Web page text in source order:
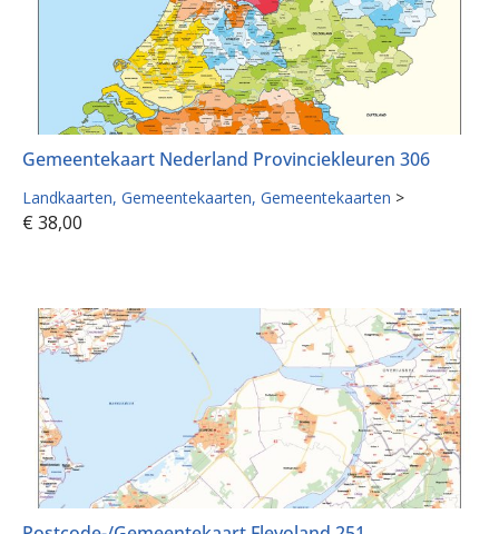
Gemeentekaart Nederland Provinciekleuren 306
Landkaarten Gemeentekaarten Gemeentekaarten >
€ 38,00